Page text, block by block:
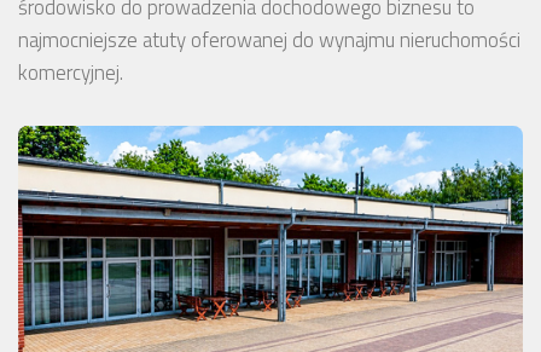
środowisko do prowadzenia dochodowego biznesu to
najmocniejsze atuty oferowanej do wynajmu nieruchomości
komercyjnej.